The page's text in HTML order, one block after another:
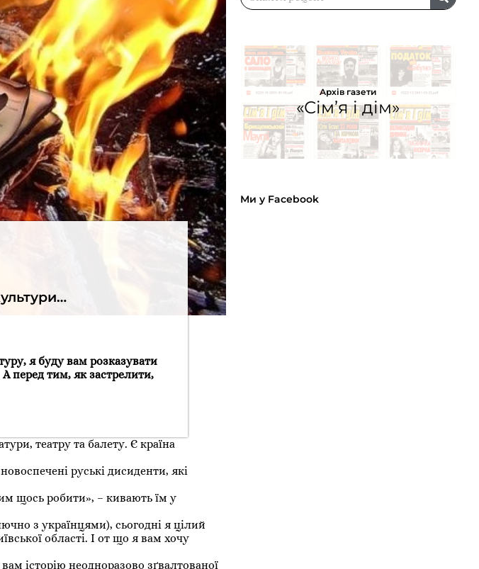
я буду вам розказувати
перед тим, як застрелити,
театру та балету. Є країна
руські дисиденти, які
щось робити», – кивають їм у
з українцями), сьогодні я цілий
області. І от що я вам хочу
історію неодноразово зґвалтованої
Архів газети
«Сім’я і дім»
Ми у Facebook